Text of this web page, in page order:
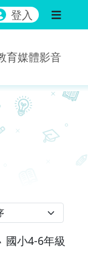
登入
育媒體影音
國小4-6年級